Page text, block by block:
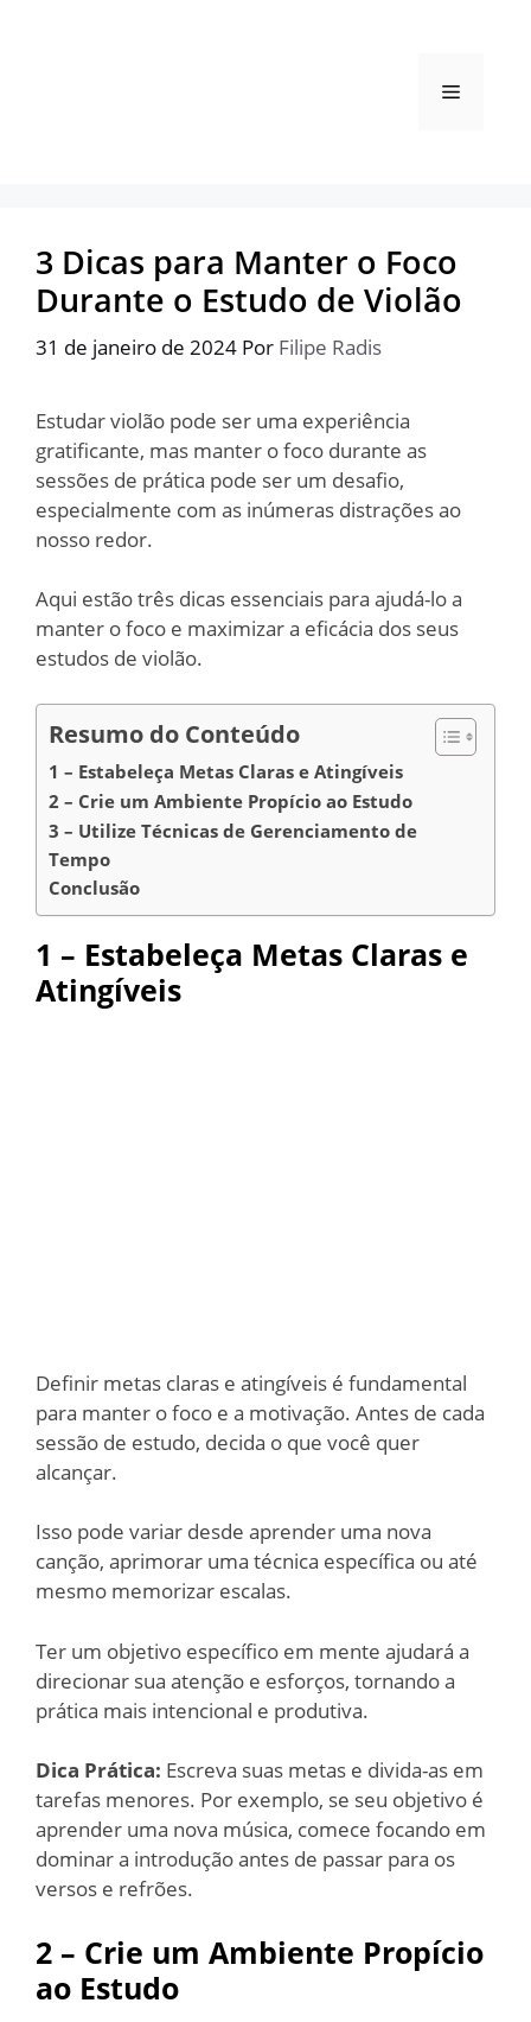
Menu
3 Dicas para Manter o Foco
Durante o Estudo de Violão
31 de janeiro de 2024 Por Filipe Radis
Estudar violão pode ser uma experiência
gratificante, mas manter o foco durante as
sessões de prática pode ser um desafio,
especialmente com as inúmeras distrações ao
nosso redor.
Aqui estão três dicas essenciais para ajudá-lo a
manter o foco e maximizar a eficácia dos seus
estudos de violão.
Resumo do Conteúdo
1 – Estabeleça Metas Claras e Atingíveis
2 – Crie um Ambiente Propício ao Estudo
3 – Utilize Técnicas de Gerenciamento de
Tempo
Conclusão
1 – Estabeleça Metas Claras e
Atingíveis
Definir metas claras e atingíveis é fundamental
para manter o foco e a motivação. Antes de cada
sessão de estudo, decida o que você quer
alcançar.
Isso pode variar desde aprender uma nova
canção, aprimorar uma técnica específica ou até
mesmo memorizar escalas.
Ter um objetivo específico em mente ajudará a
direcionar sua atenção e esforços, tornando a
prática mais intencional e produtiva.
Dica Prática: Escreva suas metas e divida-as em
tarefas menores. Por exemplo, se seu objetivo é
aprender uma nova música, comece focando em
dominar a introdução antes de passar para os
versos e refrões.
2 – Crie um Ambiente Propício
ao Estudo